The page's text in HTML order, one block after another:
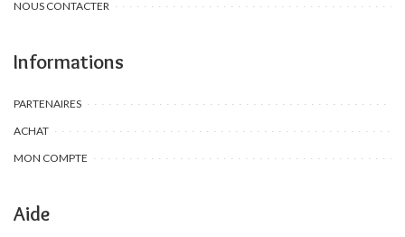
NOUS CONTACTER
Informations
PARTENAIRES
ACHAT
MON COMPTE
Aide